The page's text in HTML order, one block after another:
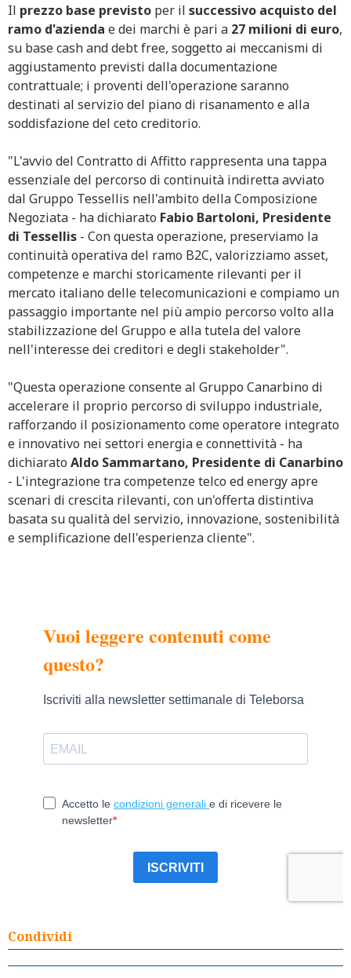
Il prezzo base previsto per il successivo acquisto del
ramo d'azienda e dei marchi è pari a 27 milioni di euro,
su base cash and debt free, soggetto ai meccanismi di
aggiustamento previsti dalla documentazione
contrattuale; i proventi dell'operazione saranno
destinati al servizio del piano di risanamento e alla
soddisfazione del ceto creditorio.
"L'avvio del Contratto di Affitto rappresenta una tappa
essenziale del percorso di continuità indiretta avviato
dal Gruppo Tessellis nell'ambito della Composizione
Negoziata - ha dichiarato Fabio Bartoloni, Presidente
di Tessellis - Con questa operazione, preserviamo la
continuità operativa del ramo B2C, valorizziamo asset,
competenze e marchi storicamente rilevanti per il
mercato italiano delle telecomunicazioni e compiamo un
passaggio importante nel più ampio percorso volto alla
stabilizzazione del Gruppo e alla tutela del valore
nell'interesse dei creditori e degli stakeholder".
"Questa operazione consente al Gruppo Canarbino di
accelerare il proprio percorso di sviluppo industriale,
rafforzando il posizionamento come operatore integrato
e innovativo nei settori energia e connettività - ha
dichiarato Aldo Sammartano, Presidente di Canarbino
- L'integrazione tra competenze telco ed energy apre
scenari di crescita rilevanti, con un'offerta distintiva
basata su qualità del servizio, innovazione, sostenibilità
e semplificazione dell'esperienza cliente".
Condividi